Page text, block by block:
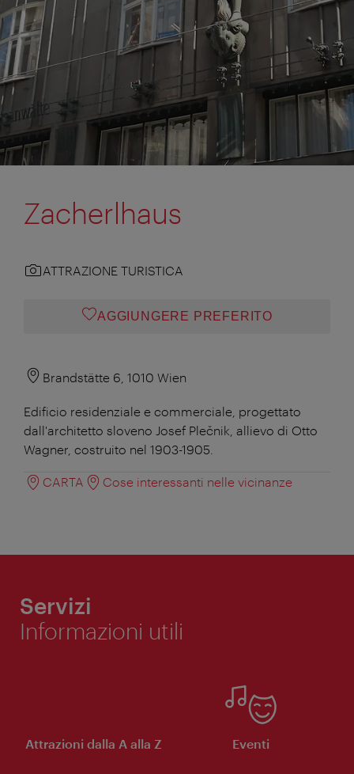
Zacherlhaus
ATTRAZIONE TURISTICA
AGGIUNGERE PREFERITO
Brandstätte 6, 1010 Wien
Edificio residenziale e commerciale, progettato
dall'architetto sloveno Josef Plečnik, allievo di Otto
Wagner, costruito nel 1903-1905.
CARTA Cose interessanti nelle vicinanze
Servizi
Informazioni utili
Attrazioni dalla A alla Z Eventi